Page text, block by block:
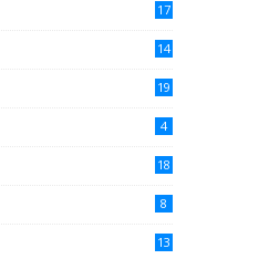
17
14
19
4
18
8
13